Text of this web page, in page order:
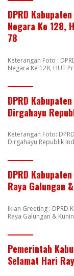
DPRD
Negara Ke 128,
78
Keterangan Foto :
Negara Ke 128, HUT
DPRD
Dirgahayu
Keterangan Foto:
Dirgahayu Republik
DPRD
Raya Galungan
Iklan Greeting : DPRD
Raya Galungan &
Pemerintah
Selamat Hari